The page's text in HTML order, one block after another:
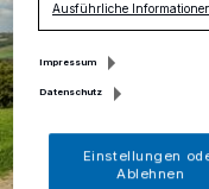
Ausführliche
Impressum
Datenschutz
Einstellungen
Ablehnen